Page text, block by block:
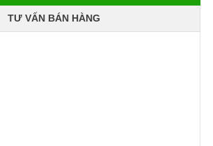
TƯ VẤN BÁN HÀNG